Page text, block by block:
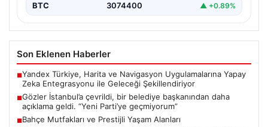
BTC 3074400 ▲ +0.89%
Son Eklenen Haberler
■Yandex Türkiye, Harita ve Navigasyon Uygulamalarına Yapay
Zeka Entegrasyonu ile Geleceği Şekillendiriyor
■Gözler İstanbul’a çevrildi, bir belediye başkanından daha
açıklama geldi. “Yeni Parti’ye geçmiyorum”
■Bahçe Mutfakları ve Prestijli Yaşam Alanları